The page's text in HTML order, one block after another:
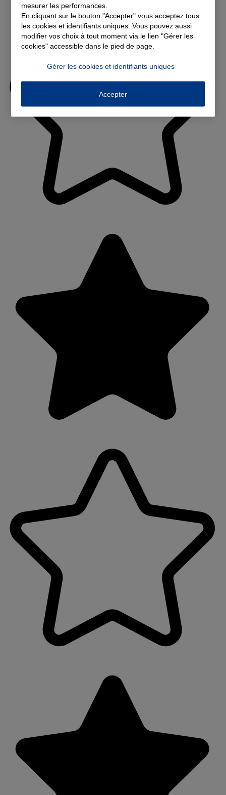
mesurer les performances.
En cliquant sur le bouton "Accepter" vous acceptez tous
les cookies et identifiants uniques. Vous pouvez aussi
modifier vos choix à tout moment via le lien "Gérer les
cookies" accessible dans le pied de page.
Gérer les cookies et identifiants uniques
Accepter